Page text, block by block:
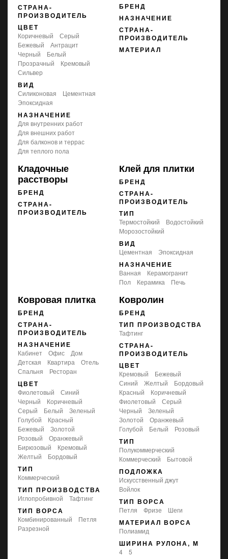
СТРАНА-
ПРОИЗВОДИТЕЛЬ
ЦВЕТ
коричневый
серый
бежевый
антрацит
черный
белый
прозрачный
кремовый
сильвер
ВИД
силиконовая
цементная
эпоксидная
НАЗНАЧЕНИЕ
для внутренних работ
для внешних работ
для балконов и террас
для теплого пола
БРЕНД
НАЗНАЧЕНИЕ
СТРАНА-
ПРОИЗВОДИТЕЛЬ
МАТЕРИАЛ
Кладочные
расстворы
БРЕНД
СТРАНА-
ПРОИЗВОДИТЕЛЬ
Клей для плитки
БРЕНД
СТРАНА-
ПРОИЗВОДИТЕЛЬ
ТИП
термостойкий
водостойкий
морозостойкий
ВИД
цементная эпоксидная
НАЗНАЧЕНИЕ
ванная
керамогранит
пол
керамика печь
Ковровая плитка
БРЕНД
СТРАНА-
ПРОИЗВОДИТЕЛЬ
НАЗНАЧЕНИЕ
кабинет офис
дом
детская
квартира
отель
спальня
ресторан
ЦВЕТ
фиолетовый
синий
черный
коричневый
серый
белый
зеленый
голубой
красный
бежевый
золотой
розовый
оранжевый
бирюзовый
кремовый
желтый
бордовый
ТИП
Коммерческий
ТИП ПРОИЗВОДСТВА
Иглопробивной Тафтинг
ТИП ВОРСА
комбинированный
петля
разрезной
Ковролин
БРЕНД
ТИП ПРОИЗВОДСТВА
Тафтинг
СТРАНА-
ПРОИЗВОДИТЕЛЬ
ЦВЕТ
кремовый
бежевый
синий
желтый
бордовый
красный
коричневый
фиолетовый
серый
черный
зеленый
золотой
оранжевый
голубой
белый розовый
ТИП
полукоммерческий
коммерческий
бытовой
ПОДЛОЖКА
искусственный джут
войлок
ТИП ВОРСА
петля фризе шеги
МАТЕРИАЛ ВОРСА
Полиамид
ШИРИНА РУЛОНА, М
4 5